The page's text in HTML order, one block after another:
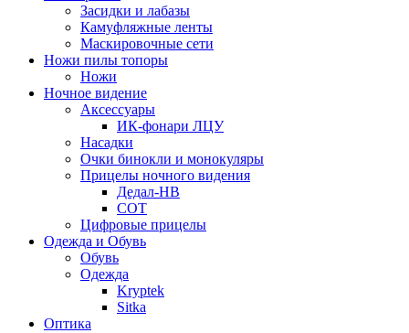
Засидки и лабазы
Камуфляжные ленты
Маскировочные сети
Ножи пилы топоры
Ножи
Ночное видение
Аксессуары
ИК-фонари ЛЦУ
Насадки
Очки бинокли и монокуляры
Прицелы ночного видения
Дедал-НВ
СОТ
Цифровые прицелы
Одежда и Обувь
Обувь
Одежда
Kryptek
Sitka
Оптика